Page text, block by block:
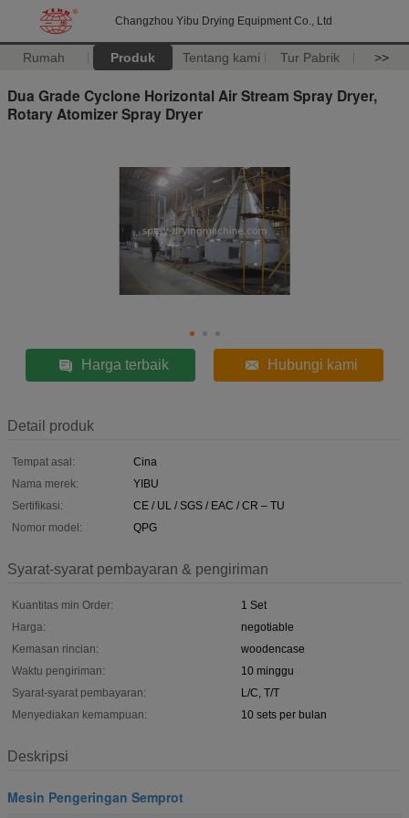
Changzhou Yibu Drying Equipment Co., Ltd
Rumah Produk Tentang kami Tur Pabrik >>
Dua Grade Cyclone Horizontal Air Stream Spray Dryer,
Rotary Atomizer Spray Dryer
Harga terbaik Hubungi kami
Detail produk
Tempat asal:
Cina
Nama merek:
YIBU
Sertifikasi:
CE / UL / SGS / EAC / CR – TU
Nomor model:
QPG
Syarat-syarat pembayaran & pengiriman
Kuantitas min Order:
1 Set
Harga:
negotiable
Kemasan rincian:
woodencase
Waktu pengiriman:
10 minggu
Syarat-syarat pembayaran:
L/C, T/T
Menyediakan kemampuan:
10 sets per bulan
Deskripsi
Mesin Pengeringan Semprot